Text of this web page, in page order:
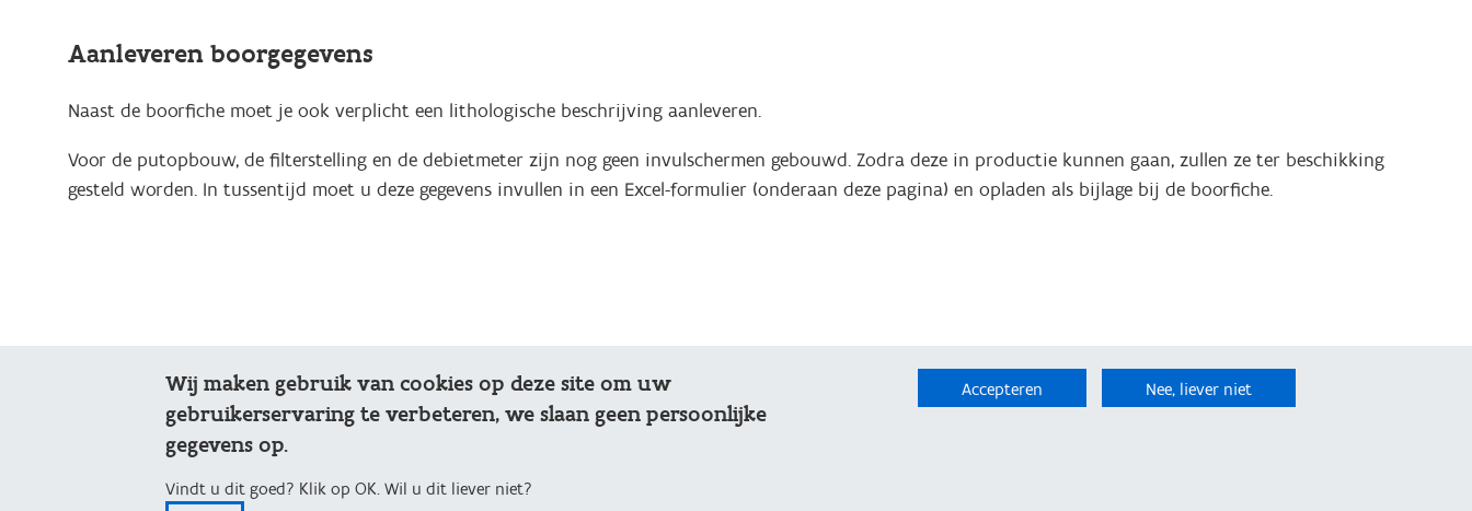
Aanleveren boorgegevens
Naast de boorfiche moet je ook verplicht een lithologische beschrijving aanleveren.
Voor de putopbouw, de filterstelling en de debietmeter zijn nog geen invulschermen gebouwd. Zodra deze in productie kunnen gaan, zullen ze ter beschikking
gesteld worden. In tussentijd moet u deze gegevens invullen in een Excel-formulier (onderaan deze pagina) en opladen als bijlage bij de boorfiche.
Bijlagen
info putafwerking
Wij maken gebruik van cookies op deze site om uw
gebruikerservaring te verbeteren, we slaan geen persoonlijke
gegevens op.
Vindt u dit goed? Klik op OK. Wil u dit liever niet?
Accepteren Nee, liever niet